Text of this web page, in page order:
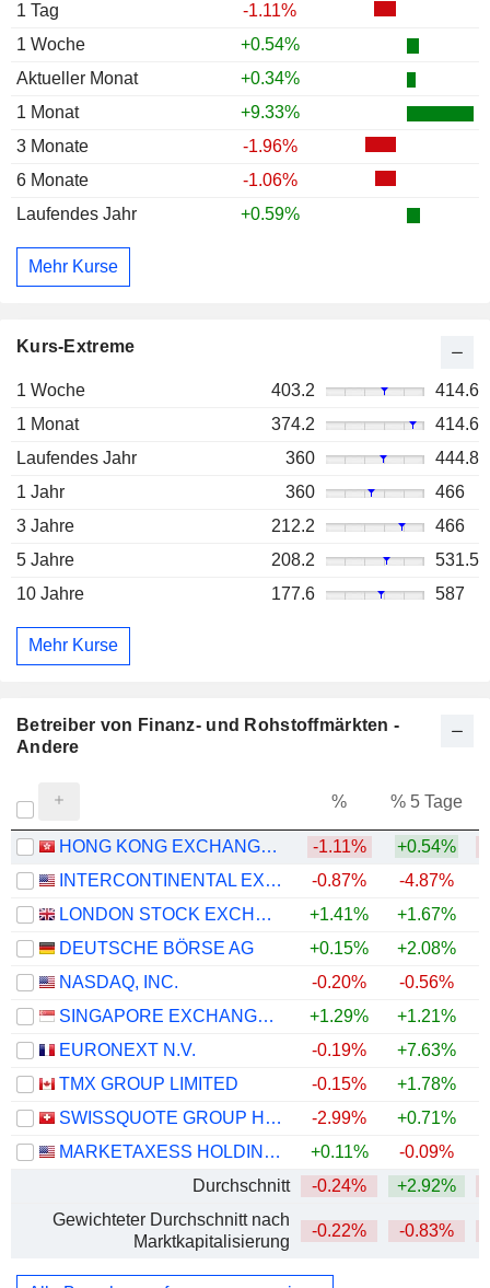
1 Tag
-1.11%
1 Woche
+0.54%
Aktueller Monat
+0.34%
1 Monat
+9.33%
3 Monate
-1.96%
6 Monate
-1.06%
Laufendes Jahr
+0.59%
Mehr Kurse
Kurs-Extreme
1 Woche 403.2
414.6
1 Monat
374.2
414.6
Laufendes Jahr
360
444.8
1 Jahr
360
466
3 Jahre
212.2
466
5 Jahre
208.2
531.5
10 Jahre
177.6 587
Mehr Kurse
Betreiber von Finanz- und Rohstoffmärkten -
Andere
% % 5 Tage
HONG KONG EXCHANGES AND CLEARING LIMITED -1.11% +0.54%
INTERCONTINENTAL EXCHANGE, INC.
-0.87% -4.87%
LONDON STOCK EXCHANGE GROUP PLC
+1.41% +1.67%
DEUTSCHE BÖRSE AG
+0.15% +2.08%
NASDAQ, INC.
-0.20% -0.56%
SINGAPORE EXCHANGE LIMITED
+1.29% +1.21%
EURONEXT N.V.
-0.19% +7.63%
TMX GROUP LIMITED
-0.15% +1.78%
SWISSQUOTE GROUP HOLDING SA
-2.99% +0.71%
MARKETAXESS HOLDINGS INC.
+0.11% -0.09%
Durchschnitt
-0.24% +2.92%
Gewichteter Durchschnitt nach
Marktkapitalisierung
-0.22% -0.83%